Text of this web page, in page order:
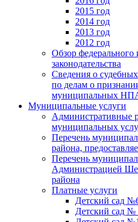
2015 год
2014 год
2013 год
2012 год
Обзор федерального
законодательства
Сведения о
по делам о
муниципальных
Муниципальные услуги
Административные
муниципальных
Перечень
района,
Перечень
Администрацией
района
Платные услуги
Детский сад
Детский сад